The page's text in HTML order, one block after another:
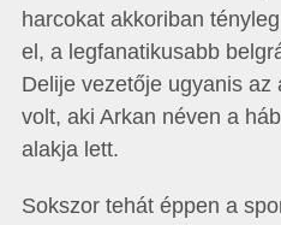
harcokat akkoriban
el, a legfanatikusabb
Delije vezetője ugyanis az
volt, aki Arkan néven a
alakja lett.
Sokszor tehát éppen a